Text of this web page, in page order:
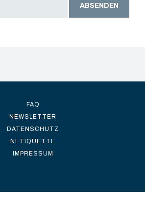
FAQ
NEWSLETTER
DATENSCHUTZ
NETIQUETTE
IMPRESSUM